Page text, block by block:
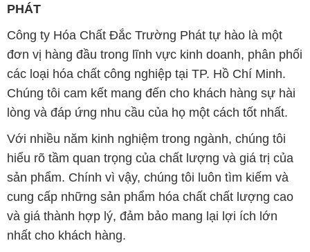
PHÁT
Công ty Hóa Chất Đắc Trường Phát tự hào là một
đơn vị hàng đầu trong lĩnh vực kinh doanh, phân phối
các loại hóa chất công nghiệp tại TP. Hồ Chí Minh.
Chúng tôi cam kết mang đến cho khách hàng sự hài
lòng và đáp ứng nhu cầu của họ một cách tốt nhất.
Với nhiều năm kinh nghiệm trong ngành, chúng tôi
hiểu rõ tầm quan trọng của chất lượng và giá trị của
sản phẩm. Chính vì vậy, chúng tôi luôn tìm kiếm và
cung cấp những sản phẩm hóa chất chất lượng cao
và giá thành hợp lý, đảm bảo mang lại lợi ích lớn
nhất cho khách hàng.